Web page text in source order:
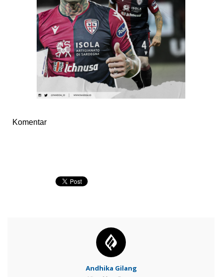
Komentar
Andhika Gilang